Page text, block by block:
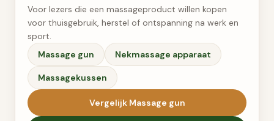
Voor lezers die een massageproduct willen kopen
voor thuisgebruik, herstel of ontspanning na werk en
sport.
Massage gun
Nekmassage apparaat
Massagekussen
Vergelijk Massage gun